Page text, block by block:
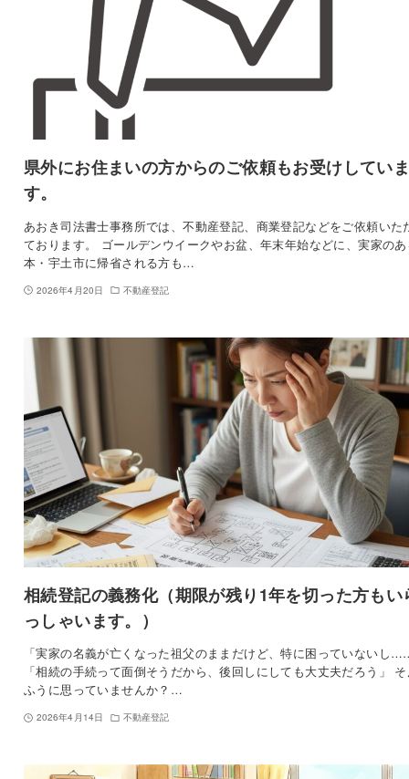
県外にお住まいの方からのご依頼もお受けしてい
す。
あおき司法書士事務所では、不動産登記、商業登記などをご依頼いた
ております。 ゴールデンウイークやお盆、年末年始などに、実家の
本・宇土市に帰省される方も…
2026年4月20日 不動産登記
相続登記の義務化（期限が残り1年を切った方もい
っしゃいます。）
「実家の名義が亡くなった祖父のままだけど、特に困っていないし
「相続の手続って面倒そうだから、後回しにしても大丈夫だろう」
ふうに思っていませんか？…
2026年4月14日 不動産登記